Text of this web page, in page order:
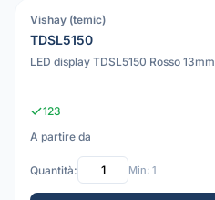
PDF
Vishay (temic)
TDSL5150
LED display TDSL5150 Rosso 13mm
123
A partire da
Quantità: Min: 1